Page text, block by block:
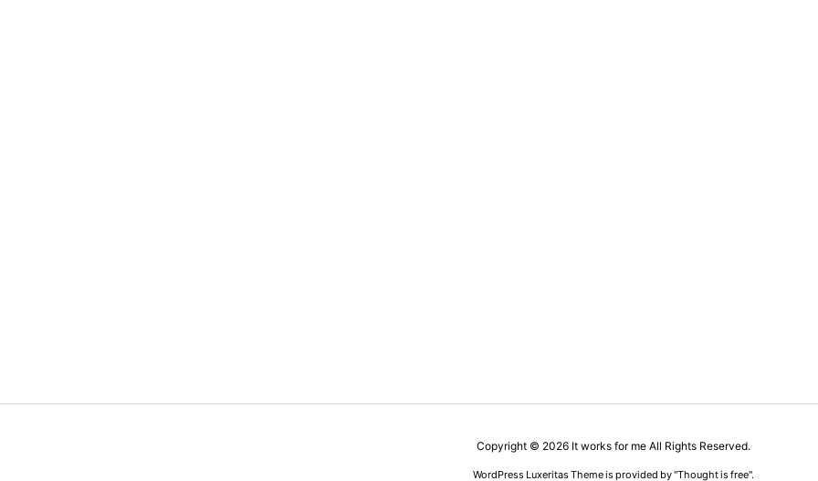
Copyright © 2026 It works for me All Rights Reserved.
WordPress Luxeritas Theme is provided by "Thought is free".